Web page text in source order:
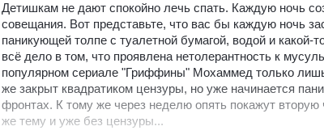
Детишкам не дают спокойно лечь спать. Каждую ночь
совещания. Вот представьте, что вас бы каждую ночь
паникующей толпе с туалетной бумагой, водой и какой-
всё дело в том, что проявлена нетолерантность к
популярном сериале "Гриффины" Мохаммед только
же закрыт квадратиком цензуры, но уже начинается
фронтах. К тому же через неделю опять покажут вторую
же тему и уже без цензуры...